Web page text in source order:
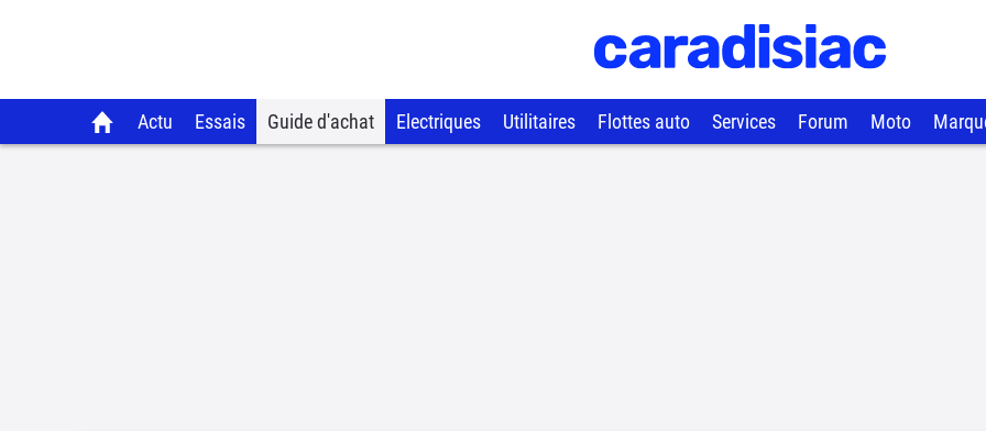
Actu Essais Guide d'achat Electriques Utilitaires Flottes auto Services Forum Moto